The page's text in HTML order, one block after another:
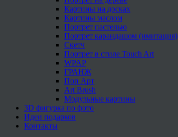
Картины на досках
Картины маслом
Портрет пастелью
Портрет карандашом (имитация)
Скетч
Портрет в стиле Touch Art
WPAP
ГРАНЖ
Поп Арт
Art Brush
Модульные картины
3D фигурка по фото
Идеи подарков
Контакты